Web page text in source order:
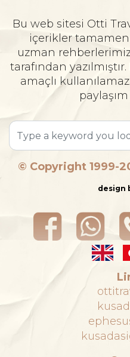
Bu web sitesi Otti
içerikler
uzman
tarafından
amaçlı
© Copyright 1999-
design